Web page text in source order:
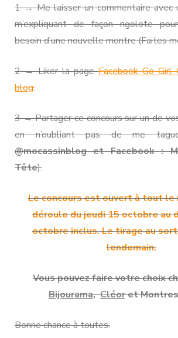
1 → Me laisser un commentaire avec
m’expliquant de façon rigolote
besoin d’une nouvelle montre (Faites
2 → Liker la pageFacebook Go Girl
blog.
3 → Partager ce concours sur un de
en n’oubliant pas de me
@mocassinblog et Facebook :
Tête).
Le concours est ouvert à tout le
déroule du jeudi 15 octobre au
octobre inclus. Le tirage au
lendemain.
Vous pouvez faire votre choix
Bijourama,Cléoret Montres
Bonne chance à toutes.